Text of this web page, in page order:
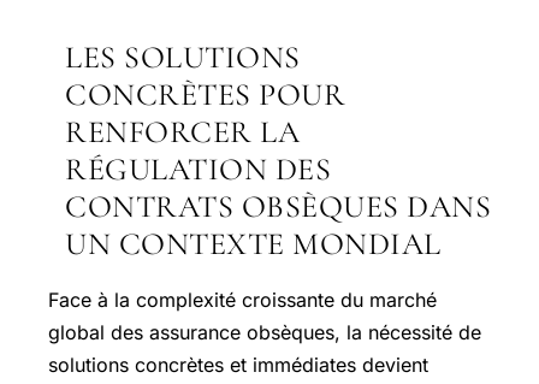
LES SOLUTIONS
CONCRÈTES POUR
RENFORCER LA
RÉGULATION DES
CONTRATS OBSÈQUES DANS
UN CONTEXTE MONDIAL
Face à la complexité croissante du marché
global des assurance obsèques, la nécessité de
solutions concrètes et immédiates devient